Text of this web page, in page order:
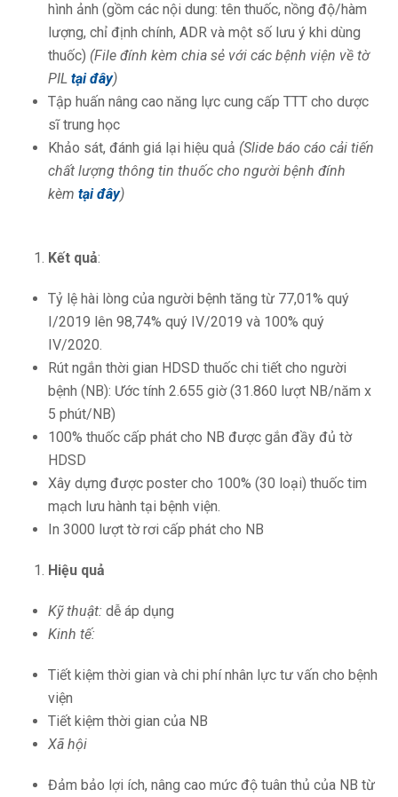
hình ảnh (gồm các nội dung: tên thuốc, nồng độ/hàm
lượng, chỉ định chính, ADR và một số lưu ý khi dùng
thuốc) (File đính kèm chia sẻ với các bệnh viện về tờ
PIL tại đây)
Tập huấn nâng cao năng lực cung cấp TTT cho dược
sĩ trung học
Khảo sát, đánh giá lại hiệu quả (Slide báo cáo cải tiến
chất lượng thông tin thuốc cho người bệnh đính
kèmtại đây)
Kết quả:
Tỷ lệ hài lòng của người bệnh tăng từ 77,01% quý
I/2019 lên 98,74% quý IV/2019 và 100% quý
IV/2020.
Rút ngắn thời gian HDSD thuốc chi tiết cho người
bệnh (NB): Ước tính 2.655 giờ (31.860 lượt NB/năm x
5 phút/NB)
100% thuốc cấp phát cho NB được gắn đầy đủ tờ
HDSD
Xây dựng được poster cho 100% (30 loại) thuốc tim
mạch lưu hành tại bệnh viện.
In 3000 lượt tờ rơi cấp phát cho NB
Hiệu quả
Kỹ thuật:dễ áp dụng
Kinh tế:
Tiết kiệm thời gian và chi phí nhân lực tư vấn cho bệnh
viện
Tiết kiệm thời gian của NB
Xã hội
Đảm bảo lợi ích, nâng cao mức độ tuân thủ của NB từ